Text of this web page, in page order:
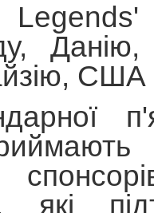
Данію,
США
які